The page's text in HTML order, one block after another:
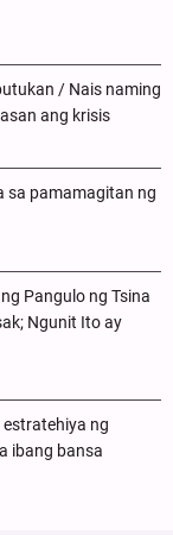
/ Nais naming
ang krisis
sa pamamagitan ng
Pangulo ng Tsina
Ngunit Ito ay
ng
ibang bansa